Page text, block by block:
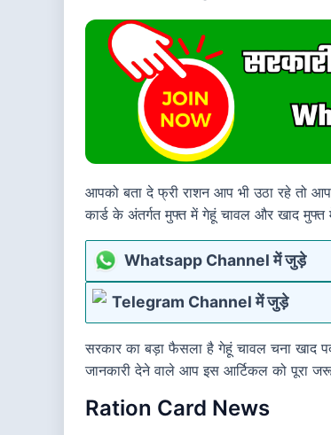
आपको बता दे फ्री राशन आप भी उठा रहे तो
कार्ड के अंतर्गत मुफ्त में गेहूं चावल और खाद मुफ्त
Whatsapp Channel में जुड़े
Telegram Channel में जुड़े
सरकार का बड़ा फैसला है गेहूं चावल चना खाद
जानकारी देने वाले आप इस आर्टिकल को पूरा
Ration Card News